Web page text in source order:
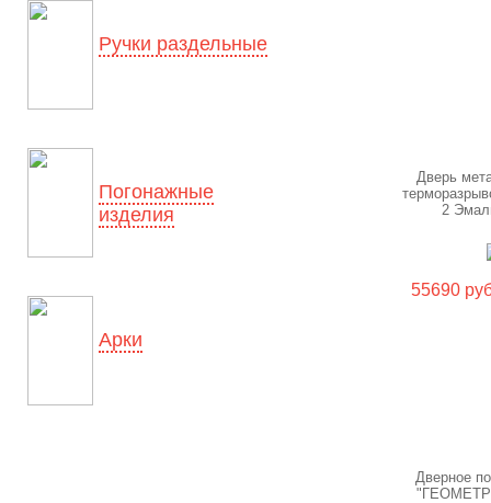
Ручки раздельные
Погонажные
изделия
Арки
Дверь
2
55690
Дверное